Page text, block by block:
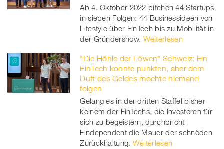
Ab 4. Oktober 2022 pitchen 44 Startups
in sieben Folgen: 44 Businessideen von
Lifestyle über FinTech bis zu Mobilität in
der Gründershow. Weiterlesen
"Die Höhle der Löwen" Schweiz: Ein
FinTech konnte punkten, aber dem
Duft des Geldes mochte niemand
folgen
Gelang es in der dritten Staffel bisher
keinem der FinTechs, die Investoren für
sich zu begeistern, durchbricht
Findependent die Mauer der schnöden
Zurückhaltung. Weiterlesen